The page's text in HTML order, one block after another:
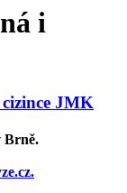
i
JMK
Brně.